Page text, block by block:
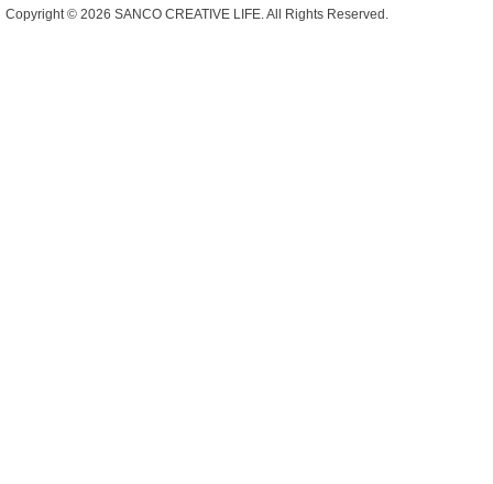
Copyright © 2026 SANCO CREATIVE LIFE. All Rights Reserved.